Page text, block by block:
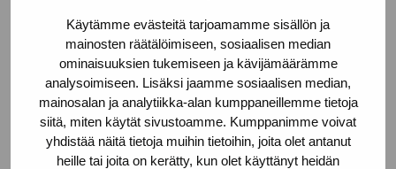
Käytämme evästeitä tarjoamamme sisällön ja
mainosten räätälöimiseen, sosiaalisen median
ominaisuuksien tukemiseen ja kävijämäärämme
analysoimiseen. Lisäksi jaamme sosiaalisen median,
mainosalan ja analytiikka-alan kumppaneillemme tietoja
siitä, miten käytät sivustoamme. Kumppanimme voivat
yhdistää näitä tietoja muihin tietoihin, joita olet antanut
heille tai joita on kerätty, kun olet käyttänyt heidän
Genomfart
Gottberg Susanne, 1998